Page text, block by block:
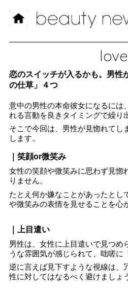
love
恋のスイッチが入るかも。男性
の仕草」４つ
意中の男性の本命彼女になるには
れる言動を良きタイミングで繰り
そこで今回は、男性が見惚れてし
します。
｜笑顔or微笑み
女性の笑顔や微笑みに思わず見惚
りません。
たとえ何か嫌なことがあったとし
や微笑みの表情を見せることを心
｜上目遣い
男性は、女性に上目遣いで見つめ
うな雰囲気が感じられて、咄嗟に
逆に言えば見下すような視線は、
性に対してはなるべく避けましょ